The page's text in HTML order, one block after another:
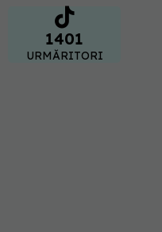
1401
URMĂRITORI